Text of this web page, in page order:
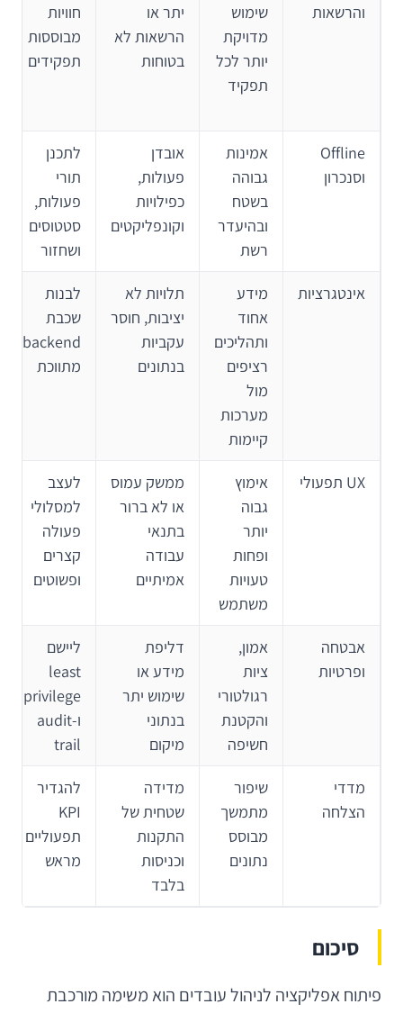
והרשאות
שימוש
מדויקת
יותר לכל
תפקיד
יתר או
הרשאות לא
בטוחות
חוויות
מבוססות
תפקידים
Offline
וסנכרון
אמינות
גבוהה
בשטח
ובהיעדר
רשת
אובדן
פעולות,
כפילויות
וקונפליקטים
לתכנן
תורי
פעולות,
סטטוסים
ושחזור
אינטגרציות
מידע
אחוד
ותהליכים
רציפים
מול
מערכות
קיימות
תלויות לא
יציבות, חוסר
עקביות
בנתונים
לבנות
שכבת
backend
מתווכת
UX תפעולי
אימוץ
גבוה
יותר
ופחות
טעויות
משתמש
ממשק עמוס
או לא ברור
בתנאי
עבודה
אמיתיים
לעצב
למסלולי
פעולה
קצרים
ופשוטים
אבטחה
ופרטיות
אמון,
ציות
רגולטורי
והקטנת
חשיפה
דליפת
מידע או
שימוש יתר
בנתוני
מיקום
ליישם
least
privilege
ו-audit
trail
מדדי
הצלחה
שיפור
מתמשך
מבוסס
נתונים
מדידה
שטחית של
התקנות
וכניסות
בלבד
להגדיר
KPI
תפעוליים
מראש
סיכום
פיתוח אפליקציה לניהול עובדים הוא משימה מורכבת